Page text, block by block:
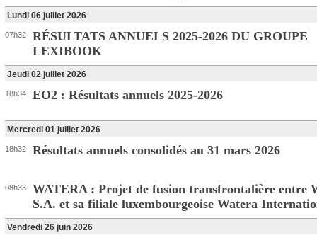
Lundi 06 juillet 2026
07h32
RÉSULTATS ANNUELS 2025-2026 DU GROUPE
LEXIBOOK
Jeudi 02 juillet 2026
18h34 EO2 : Résultats annuels 2025-2026
Mercredi 01 juillet 2026
18h32 Résultats annuels consolidés au 31 mars 2026
08h33
WATERA : Projet de fusion transfrontalière entre
S.A. et sa filiale luxembourgeoise Watera
Vendredi 26 juin 2026